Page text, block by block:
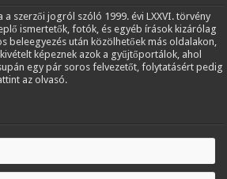
szerzői jogról szóló 1999. évi LXXVI. törvény
ismertetők, fotók, és egyéb írások kizárólag
beleegyezés után közölhetőek más oldalakon,
képeznek azok a gyűjtőportálok, ahol
egy pár soros felvezetőt, folytatásért pedig
az olvasó.